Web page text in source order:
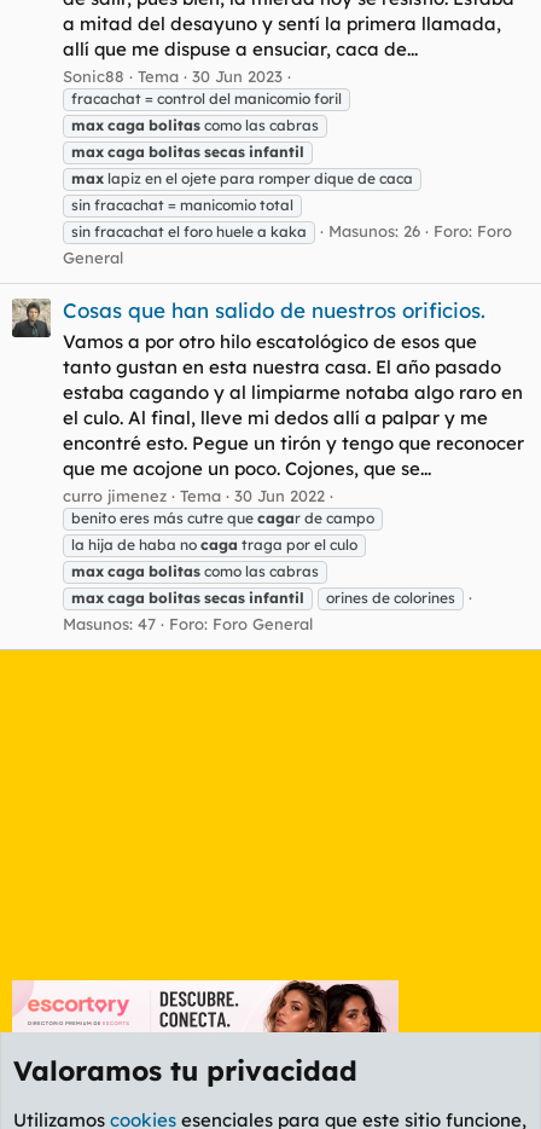
a mitad del desayuno y sentí la primera llamada,
allí que me dispuse a ensuciar, caca de...
Sonic88 Tema 30 Jun 2023
fracachat = control del manicomio foril
max caga bolitas como las cabras
max caga bolitas secas infantil
max lapiz en el ojete para romper dique de caca
sin fracachat = manicomio total
sin fracachat el foro huele a kaka
Masunos: 26 Foro: Foro
General
Cosas que han salido de nuestros orificios.
Vamos a por otro hilo escatológico de esos que
tanto gustan en esta nuestra casa. El año pasado
estaba cagando y al limpiarme notaba algo raro en
el culo. Al final, lleve mi dedos allí a palpar y me
encontré esto. Pegue un tirón y tengo que reconocer
que me acojone un poco. Cojones, que se...
curro jimenez Tema 30 Jun 2022
benito eres más cutre que cagar de campo
la hija de haba no caga traga por el culo
max caga bolitas como las cabras
max caga bolitas secas infantil orines de colorines
Masunos: 47 Foro: Foro General
Valoramos tu privacidad
Utilizamos cookies esenciales para que este sitio funcione,